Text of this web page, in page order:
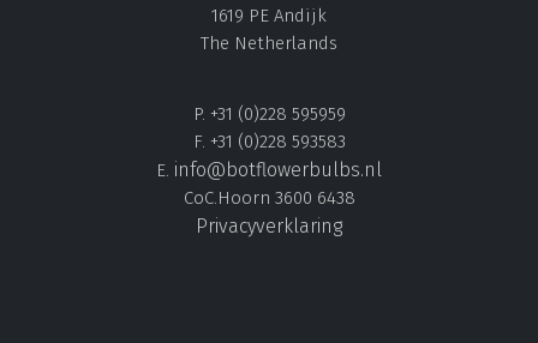
1619 PE Andijk
The Netherlands
P. +31 (0)228 595959
F. +31 (0)228 593583
E. info@botflowerbulbs.nl
CoC.Hoorn 3600 6438
Privacyverklaring